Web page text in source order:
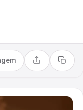
Compartilhar
Copiar